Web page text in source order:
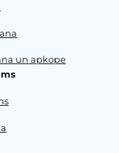
un apkope